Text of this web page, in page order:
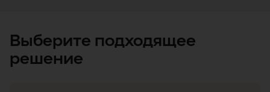
Выберите подходящее
решение